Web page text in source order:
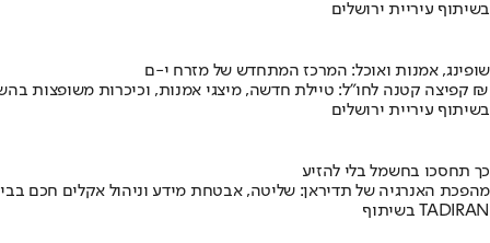
בשיתוף עיריית ירושלים
שופינג, אמנות ואוכל: המרכז המתחדש של מזרח י-ם
קפיצה קטנה לחו"ל: טיילת חדשה, מיצגי אמנות, וכיכרות משופצות בהשקעה של 100 מיליון ₪
בשיתוף עיריית ירושלים
כך תחסכו בחשמל בלי להזיע
מהפכת האנרגיה של תדיראן: שליטה, אבטחת מידע וניהול אקלים חכם
בשיתוף TADIRAN